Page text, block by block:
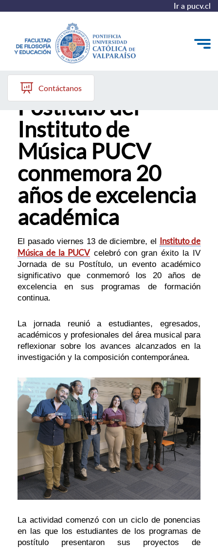
Ir a pucv.cl
Quiénes somos
Líneas de trabajo 2025-2028
Historia
Proyecto Conocimientos 2030
Contáctanos
IV Jornada de
Postítulo del
Instituto de
Música PUCV
conmemora 20
años de excelencia
académica
El pasado viernes 13 de diciembre, el
Instituto de
Música de la PUCVcelebró con gran éxito la IV
Jornada de su Postítulo, un evento académico
significativo que conmemoró los 20 años de
excelencia en sus programas de formación
continua.
La jornada reunió a estudiantes, egresados,
académicos y profesionales del área musical para
reflexionar sobre los avances alcanzados en la
investigación y la composición contemporánea.
La actividad comenzó con un ciclo de ponencias
en las que los estudiantes de los programas de
postítulo presentaron sus proyectos de